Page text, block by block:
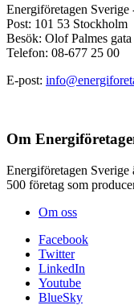
Energiföretagen
Post: 101 53 Stockholm
Besök: Olof Palmes gata
Telefon: 08-677 25 00
E-post:
Om
Energiföretagen Sverige
500 företag som
Om oss
Facebook
Twitter
LinkedIn
Youtube
BlueSky